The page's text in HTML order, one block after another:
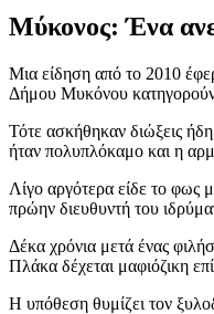
Μύκονος: Ένα
Μια είδηση από το 2010
Δήμου Μυκόνου
Τότε ασκήθηκαν διώξεις
ήταν πολυπλόκαμο και η
Λίγο αργότερα είδε το φως
πρώην διευθυντή του
Δέκα χρόνια μετά ένας
Πλάκα δέχεται μαφιόζικη
Η υπόθεση θυμίζει τον